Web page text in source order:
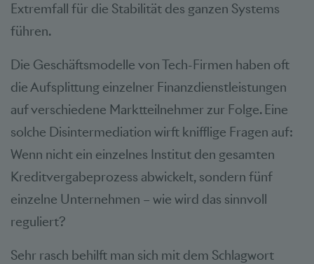
Extremfall für die Stabilität des ganzen Systems
führen.
Die Geschäftsmodelle von Tech-Firmen haben oft
die Aufsplittung einzelner Finanzdienstleistungen
auf verschiedene Marktteilnehmer zur Folge. Eine
solche Disintermediation wirft knifflige Fragen auf:
Wenn nicht ein einzelnes Institut den gesamten
Kreditvergabeprozess abwickelt, sondern fünf
einzelne Unternehmen – wie wird das sinnvoll
reguliert?
Sehr rasch behilft man sich mit dem Schlagwort